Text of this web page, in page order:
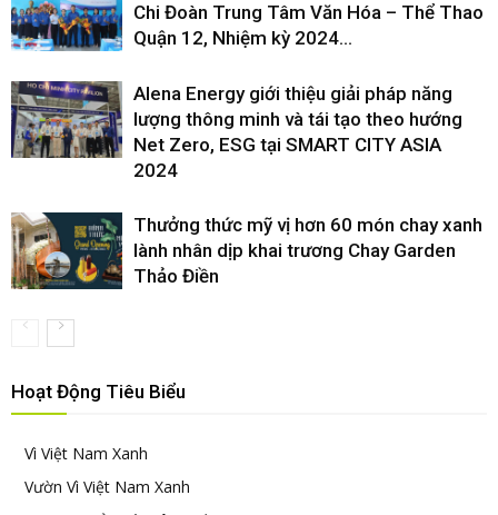
Chi Đoàn Trung Tâm Văn Hóa – Thể Thao
Quận 12, Nhiệm kỳ 2024...
Alena Energy giới thiệu giải pháp năng
lượng thông minh và tái tạo theo hướng
Net Zero, ESG tại SMART CITY ASIA
2024
Thưởng thức mỹ vị hơn 60 món chay xanh
lành nhân dịp khai trương Chay Garden
Thảo Điền
Hoạt Động Tiêu Biểu
Vì Việt Nam Xanh
Vườn Vì Việt Nam Xanh